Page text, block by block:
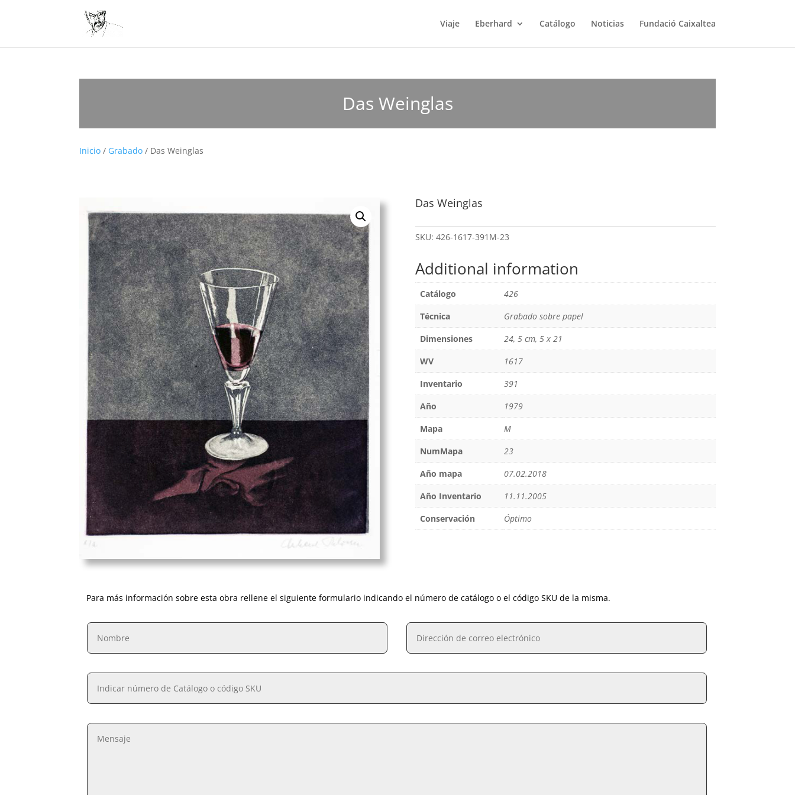
Viaje Eberhard Catálogo Noticias Fundació Caixaltea
Das Weinglas
Inicio / Grabado / Das Weinglas
Das Weinglas
SKU: 426-1617-391M-23
Additional information
Catálogo
426
Técnica
Grabado sobre papel
Dimensiones
24, 5 cm, 5 x 21
WV
1617
Inventario
391
Año
1979
Mapa
M
NumMapa
23
Año mapa
07.02.2018
Año Inventario
11.11.2005
Conservación
Óptimo
Para más información sobre esta obra rellene el siguiente formulario indicando el número de catálogo o el código SKU de la misma.